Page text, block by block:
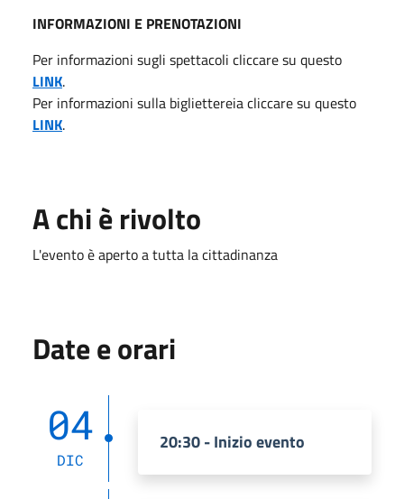
INFORMAZIONI E PRENOTAZIONI
Per informazioni sugli spettacoli cliccare su questo
LINK.
Per informazioni sulla bigliettereia cliccare su questo
LINK.
A chi è rivolto
L'evento è aperto a tutta la cittadinanza
Date e orari
04
DIC
20:30 - Inizio evento